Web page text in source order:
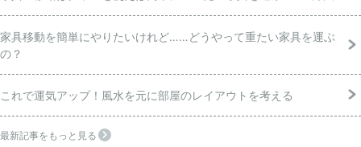
家具移動を簡単にやりたいけれど……どうやって重たい家具を運ぶ
の？
これで運気アップ！風水を元に部屋のレイアウトを考える
最新記事をもっと見る